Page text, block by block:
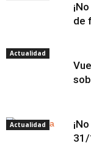
de
Actualidad
Actualidad